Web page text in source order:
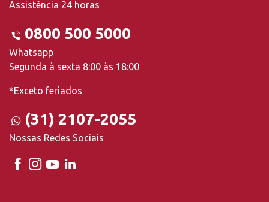
Assistência 24 horas
0800 500 5000
Whatsapp
Segunda à sexta 8:00 às 18:00
*Exceto feriados
(31) 2107-2055
Nossas Redes Sociais